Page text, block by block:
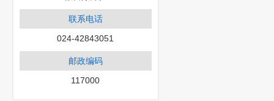
联系电话
024-42843051
邮政编码
117000